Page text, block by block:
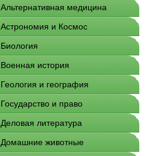
Альтернативная медицина
Астрономия и Космос
Биология
Военная история
Геология и география
Государство и право
Деловая литература
Домашние животные